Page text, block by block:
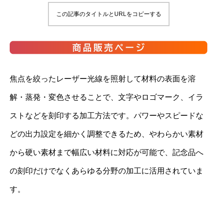
この記事のタイトルとURLをコピーする
焦点を絞ったレーザー光線を照射して材料の表面を溶
解・蒸発・変色させることで、文字やロゴマーク、イラ
ストなどを刻印する加工方法です。パワーやスピードな
どの出力設定を細かく調整できるため、やわらかい素材
から硬い素材まで幅広い材料に対応が可能で、記念品へ
の刻印だけでなくあらゆる分野の加工に活用されていま
す。